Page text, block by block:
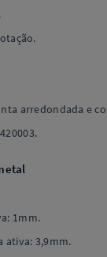
.
arredondada e
1mm.
ativa: 3,9mm.